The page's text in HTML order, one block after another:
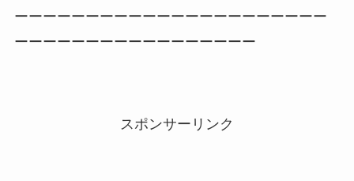
ーーーーーーーーーーーーーーーーーーーーーー
ーーーーーーーーーーーーーーーーー
スポンサーリンク